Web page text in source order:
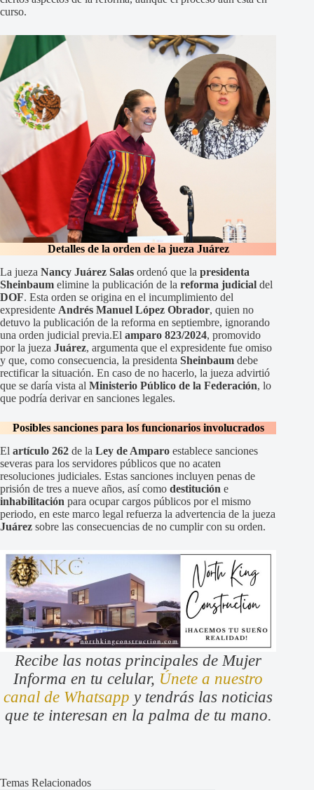
curso.
Detalles de la orden de la jueza Juárez
La jueza Nancy Juárez Salas ordenó que la presidenta
Sheinbaum elimine la publicación de la reforma judicial del
DOF. Esta orden se origina en el incumplimiento del
expresidente Andrés Manuel López Obrador, quien no
detuvo la publicación de la reforma en septiembre, ignorando
una orden judicial previa.El amparo 823/2024, promovido
por la jueza Juárez, argumenta que el expresidente fue omiso
y que, como consecuencia, la presidenta Sheinbaum debe
rectificar la situación. En caso de no hacerlo, la jueza advirtió
que se daría vista al Ministerio Público de la Federación, lo
que podría derivar en sanciones legales.
Posibles sanciones para los funcionarios involucrados
El artículo 262 de la Ley de Amparo establece sanciones
severas para los servidores públicos que no acaten
resoluciones judiciales. Estas sanciones incluyen penas de
prisión de tres a nueve años, así como destitución e
inhabilitación para ocupar cargos públicos por el mismo
periodo, en este marco legal refuerza la advertencia de la jueza
Juárez sobre las consecuencias de no cumplir con su orden.
Recibe las notas principales de Mujer
Informa en tu celular, Únete a nuestro
canal de Whatsapp y tendrás las noticias
que te interesan en la palma de tu mano.
Temas Relacionados